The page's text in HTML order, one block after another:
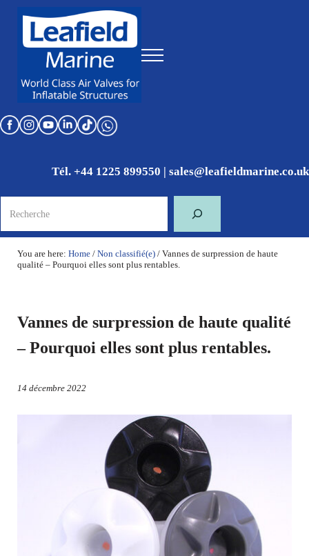
Menu
Tél. +44 1225 899550 | sales@leafieldmarine.co.uk
You are here: Home / Non classifié(e) /Vannes de surpression de haute
qualité – Pourquoi elles sont plus rentables.
Vannes de surpression de haute qualité
– Pourquoi elles sont plus rentables.
14 décembre 2022